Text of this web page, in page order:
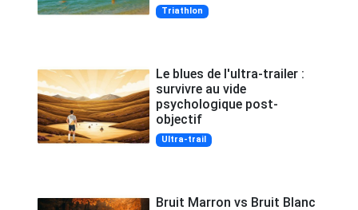
Triathlon
Le blues de l'ultra-trailer :
survivre au vide
psychologique post-
objectif
Ultra-trail
Bruit Marron vs Bruit Blanc